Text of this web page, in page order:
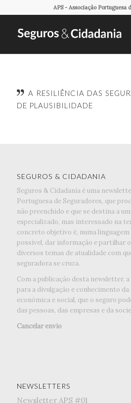
APS - Associação Portuguesa
A RESILIÊNCIA DAS
DE PLAUSIBILIDADE
SEGUROS & CIDADANIA
Seguros & Cidadania é uma
Portuguesa de Seguradores, que
não preenchido e que se destina a
especializado, mas interessado na
concreto objetivo é, numa linguagem
possível, dar informação e partilhar
diversos temas de atualidade com
seguradora se cruza.
Com a publicação desta newsletter,
para a divulgação e conhecimento
económica e social, que o seguro
das pessoas, das empresas e da
Cancelar envio
NEWSLETTERS
Newsletter APS #01